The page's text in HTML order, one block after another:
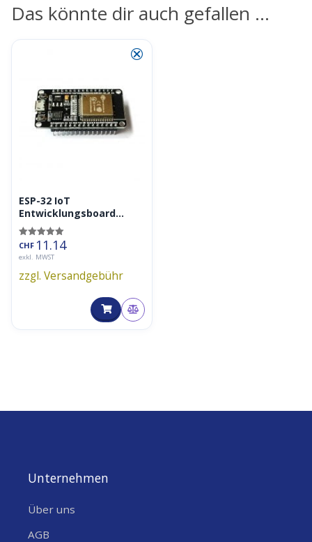
Das könnte dir auch gefallen …
⮿
ESP-32 IoT
Entwicklungsboard
ESP32 DEVKIT V1
Bewertet mit
von 5
CHF 11.14
exkl. MWST
zzgl. Versandgebühr
Unternehmen
Über uns
AGB